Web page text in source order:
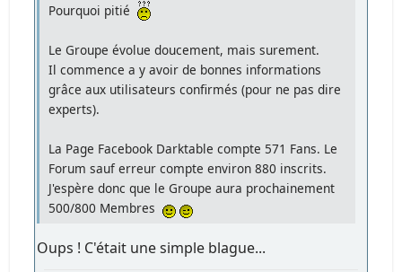
Pourquoi pitié
Le Groupe évolue doucement, mais surement.
Il commence a y avoir de bonnes informations
grâce aux utilisateurs confirmés (pour ne pas dire
experts).
La Page Facebook Darktable compte 571 Fans. Le
Forum sauf erreur compte environ 880 inscrits.
J'espère donc que le Groupe aura prochainement
500/800 Membres
Oups ! C'était une simple blague...